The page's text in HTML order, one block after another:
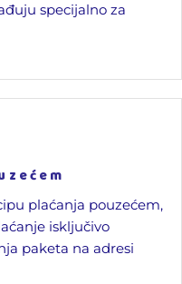
specijalno za
plaćanja pouzećem,
isključivo
paketa na adresi